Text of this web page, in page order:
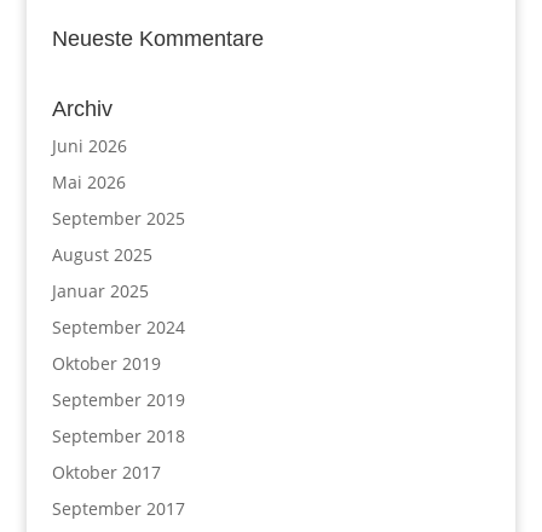
Neueste Kommentare
Archiv
Juni 2026
Mai 2026
September 2025
August 2025
Januar 2025
September 2024
Oktober 2019
September 2019
September 2018
Oktober 2017
September 2017